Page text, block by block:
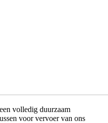
volledig duurzaam
voor vervoer van ons